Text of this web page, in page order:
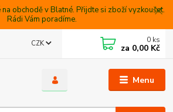
obchodě v Blatné. Přijdte si zboží vyzkoušet.
Rádi Vám poradíme.
Menu
CZK 0 ks
za 0,00 Kč